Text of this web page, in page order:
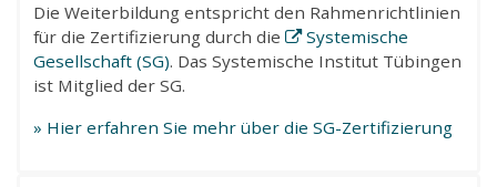
Die Weiterbildung entspricht den Rahmenrichtlinien
für die Zertifizierung durch die
Systemische
Gesellschaft (SG). Das Systemische Institut Tübingen
ist Mitglied der SG.
» Hier erfahren Sie mehr über die SG-Zertifizierung